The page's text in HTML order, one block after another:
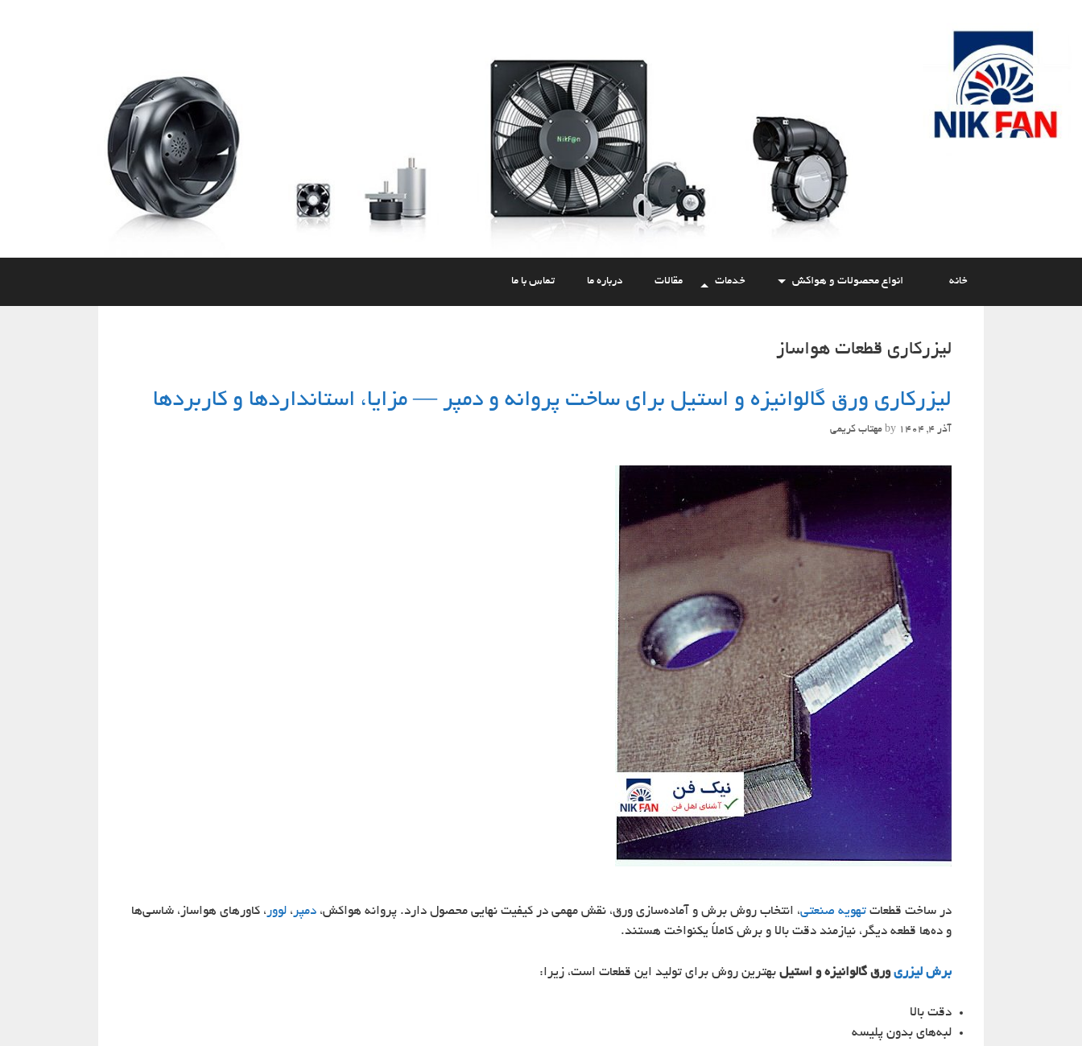
خانه انواع محصولات و هواکش خدمات مقالات درباره ما تماس با ما
لیزرکاری قطعات هواساز
لیزرکاری ورق گالوانیزه و استیل برای ساخت پروانه و دمپر — مزایا، استانداردها و کاربردها
آذر 4, 1404 by مهتاب کریمی
در ساخت قطعات تهویه صنعتی، انتخاب روش برش و آماده‌سازی ورق، نقش مهمی در کیفیت نهایی محصول دارد. پروانه هواکش، دمپر ، لوور ، کاورهای هواساز، شاسی‌ها
و ده‌ها قطعه دیگر، نیازمند دقت بالا و برش کاملاً یکنواخت هستند.
برش لیزریورق گالوانیزه و استیل بهترین روش برای تولید این قطعات است، زیرا:
دقت بالا
لبه‌های بدون پلیسه